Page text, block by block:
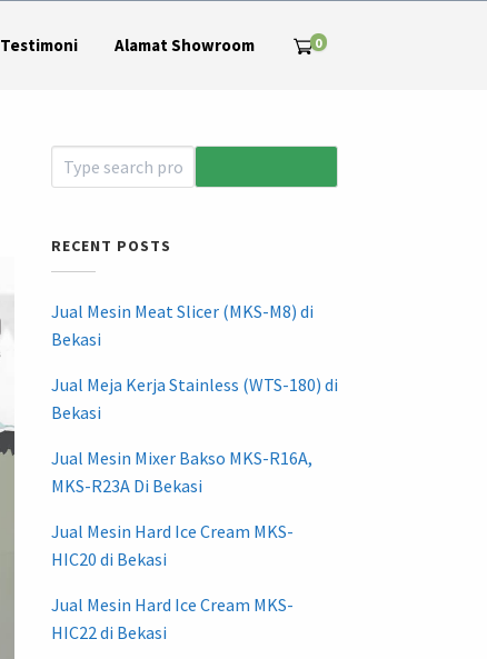
Testimoni Alamat Showroom 0
RECENT POSTS
Jual Mesin Meat Slicer (MKS-M8) di
Bekasi
Jual Meja Kerja Stainless (WTS-180) di
Bekasi
Jual Mesin Mixer Bakso MKS-R16A,
MKS-R23A Di Bekasi
Jual Mesin Hard Ice Cream MKS-
HIC20 di Bekasi
Jual Mesin Hard Ice Cream MKS-
HIC22 di Bekasi